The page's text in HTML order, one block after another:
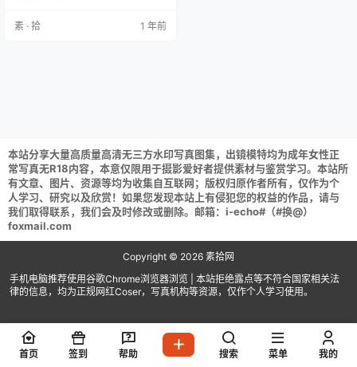
5GB] ISS尤好物 NO.062 佳瑜定制1
素 · 拾 1 年前
本站分享大量高质量高清无三方水印写真图集，出镜模特均为成年女性正
常写真无R18内容，本意仅限用于摄影爱好者提供素材与鉴赏学习。本站所
有文章、图片、资源等均为收集自互联网；版权归原作者所有，仅作为个
人学习、研究以及欣赏！如果您发现本站上有侵犯您的权益的作品，请与
我们取得联系，我们会及时修改或删除。邮箱：i-echo#（#换@）
foxmail.com
Copyright © 2026 素拾网
手机电脑推荐使用谷歌Chrome浏览器浏览 | 本站拒绝露点等不符合国家相关法
律的信息，均为正规网红Coser，写真机构等资源，仅作个人学习使用。
首页 签到 帮助 搜索 菜单 我的